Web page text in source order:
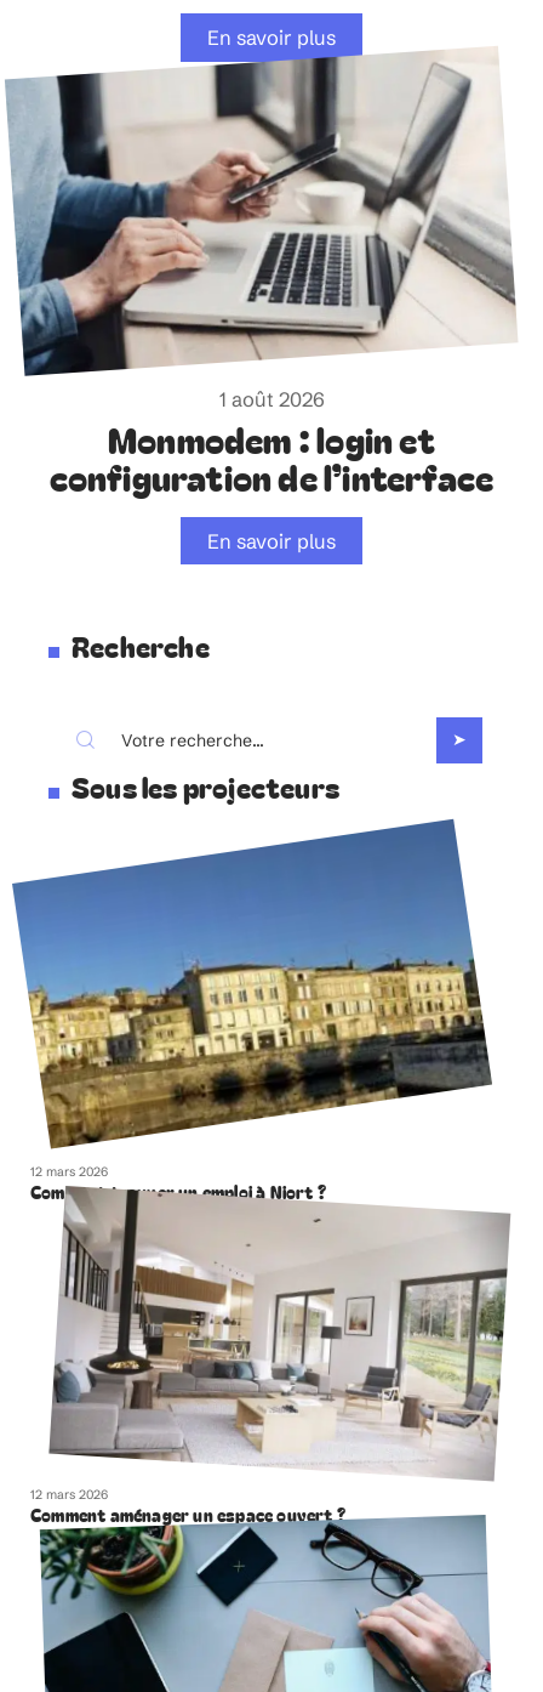
En savoir plus
1 août 2026
Monmodem : login et
configuration de l’interface
En savoir plus
Recherche
Sous les projecteurs
12 mars 2026
Comment trouver un emploi à Niort ?
12 mars 2026
Comment aménager un espace ouvert ?